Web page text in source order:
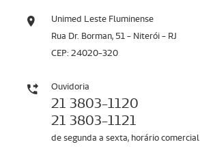
Unimed Leste Fluminense
Rua Dr. Borman, 51 - Niterói - RJ
CEP: 24020-320
Ouvidoria
21 3803-1120
21 3803-1121
de segunda a sexta, horário comercial